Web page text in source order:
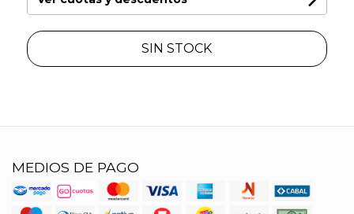
SIN STOCK
MEDIOS DE PAGO